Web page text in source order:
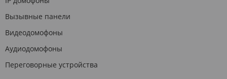
Вызывные панели
Видеодомофоны
Аудиодомофоны
Переговорные устройства